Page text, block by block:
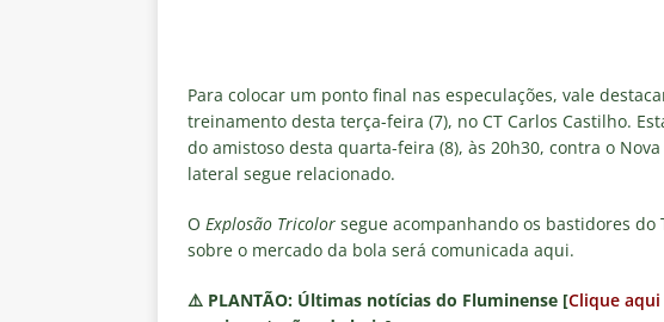
Para colocar um ponto final nas especulações, vale
treinamento desta terça-feira (7), no CT Carlos Castilho.
do amistoso desta quarta-feira (8), às 20h30, contra o
lateral segue relacionado.
O Explosão Tricolor segue acompanhando os bastidores
sobre o mercado da bola será comunicada aqui.
⚠️ PLANTÃO: Últimas notícias do Fluminense [Clique aqui